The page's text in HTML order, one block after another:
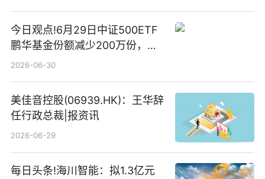
今日观点!6月29日中证500ETF
鹏华基金份额减少200万份，重
仓股亨通光电、赤峰黄金、佰维
2026-06-30
美佳音控股(06939.HK)：王华辞
任行政总裁|报资讯
2026-06-29
每日头条!海川智能：拟1.3亿元